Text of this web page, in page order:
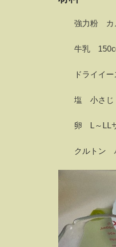
強力粉 カ
牛乳
ドライイー
塩 小さじ
卵 L～LL
クルトン パ